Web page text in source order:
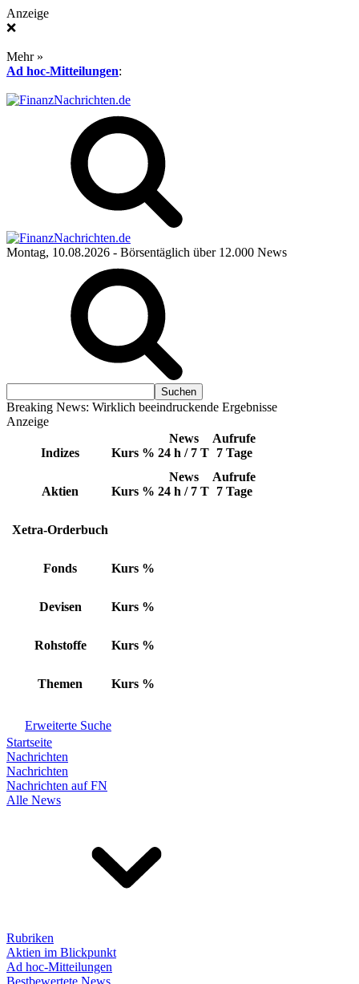
Anzeige
❌
Mehr »
Ad hoc-Mitteilungen:
Montag, 10.08.2026 - Börsentäglich über 12.000 News
Breaking News: Wirklich beeindruckende Ergebnisse
Anzeige
Indizes Kurs %
News
24 h / 7 T
Aufrufe
7 Tage
Aktien Kurs %
News
24 h / 7 T
Aufrufe
7 Tage
Xetra-Orderbuch
Fonds Kurs %
Devisen Kurs %
Rohstoffe Kurs %
Themen Kurs %
Erweiterte Suche
Startseite
Nachrichten
Nachrichten
Nachrichten auf FN
Alle News
Rubriken
Aktien im Blickpunkt
Ad hoc-Mitteilungen
Bestbewertete News